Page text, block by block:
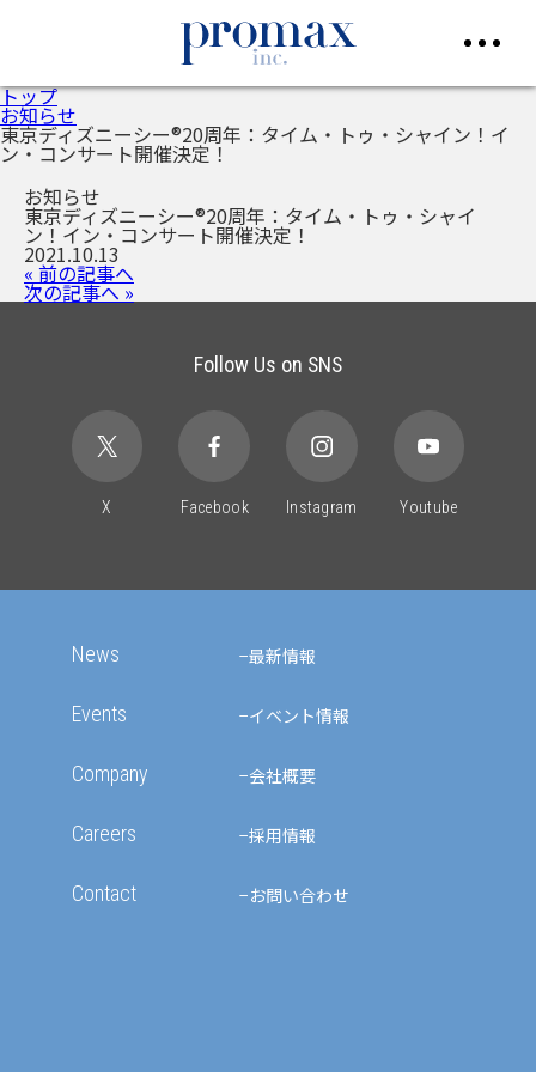
トップ
お知らせ
東京ディズニーシー®️20周年：タイム・トゥ・シャイン！イ
ン・コンサート開催決定！
お知らせ
東京ディズニーシー®️20周年：タイム・トゥ・シャイ
ン！イン・コンサート開催決定！
2021.10.13
« 前の記事へ
次の記事へ »
Follow Us on SNS
X Facebook Instagram Youtube
News 最新情報
Events イベント情報
Company 会社概要
Careers 採用情報
Contact お問い合わせ